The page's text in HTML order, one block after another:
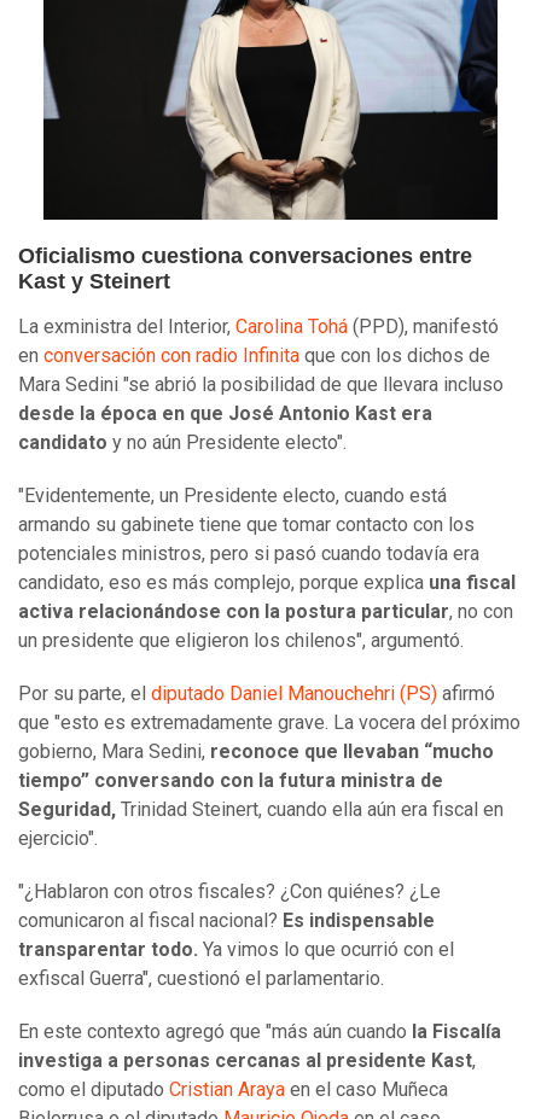
Oficialismo cuestiona conversaciones entre
Kast y Steinert
La exministra del Interior, Carolina Tohá (PPD), manifestó
en conversación con radio Infinita que con los dichos de
Mara Sedini "se abrió la posibilidad de que llevara incluso
desde la época en que José Antonio Kast era
candidato y no aún Presidente electo".
"Evidentemente, un Presidente electo, cuando está
armando su gabinete tiene que tomar contacto con los
potenciales ministros, pero si pasó cuando todavía era
candidato, eso es más complejo, porque explica una fiscal
activa relacionándose con la postura particular, no con
un presidente que eligieron los chilenos", argumentó.
Por su parte, el diputado Daniel Manouchehri (PS) afirmó
que "esto es extremadamente grave. La vocera del próximo
gobierno, Mara Sedini, reconoce que llevaban “mucho
tiempo” conversando con la futura ministra de
Seguridad, Trinidad Steinert, cuando ella aún era fiscal en
ejercicio".
"¿Hablaron con otros fiscales? ¿Con quiénes? ¿Le
comunicaron al fiscal nacional? Es indispensable
transparentar todo. Ya vimos lo que ocurrió con el
exfiscal Guerra", cuestionó el parlamentario.
En este contexto agregó que "más aún cuando la Fiscalía
investiga a personas cercanas al presidente Kast,
como el diputado Cristian Araya en el caso Muñeca